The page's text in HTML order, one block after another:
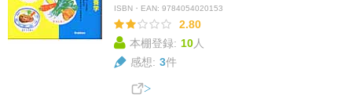
ISBN・EAN: 9784054020153
2.80
本棚登録: 10人
感想: 3件